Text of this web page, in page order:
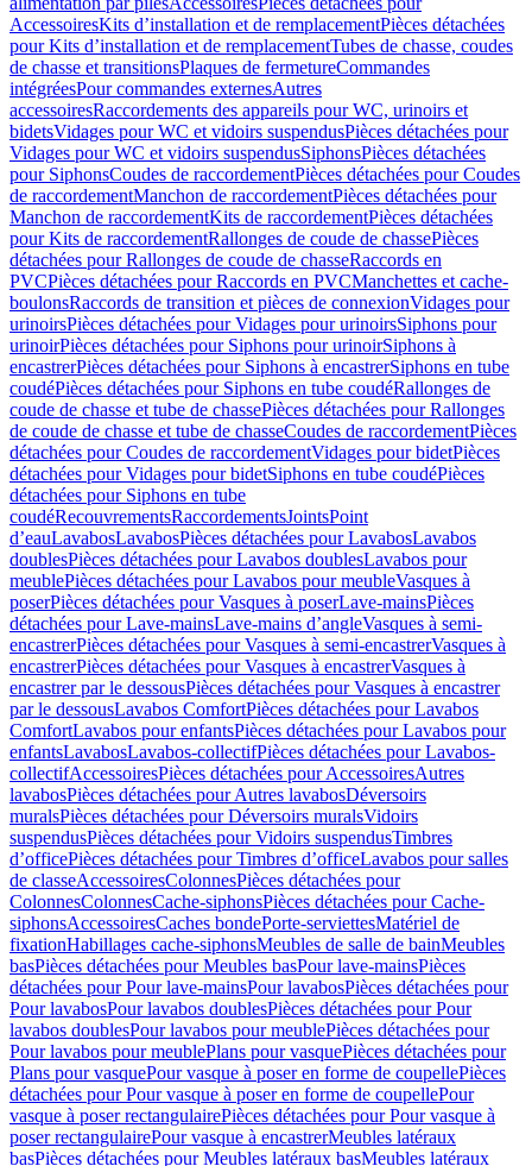
AccessoiresKits d’installation et de remplacementPièces détachées
pour Kits d’installation et de remplacementTubes de chasse, coudes
de chasse et transitionsPlaques de fermetureCommandes
intégréesPour commandes externesAutres
accessoiresRaccordements des appareils pour WC, urinoirs et
bidetsVidages pour WC et vidoirs suspendusPièces détachées pour
Vidages pour WC et vidoirs suspendusSiphonsPièces détachées
pour SiphonsCoudes de raccordementPièces détachées pour Coudes
de raccordementManchon de raccordementPièces détachées pour
Manchon de raccordementKits de raccordementPièces détachées
pour Kits de raccordementRallonges de coude de chassePièces
détachées pour Rallonges de coude de chasseRaccords en
PVCPièces détachées pour Raccords en PVCManchettes et cache-
boulonsRaccords de transition et pièces de connexionVidages pour
urinoirsPièces détachées pour Vidages pour urinoirsSiphons pour
urinoirPièces détachées pour Siphons pour urinoirSiphons à
encastrerPièces détachées pour Siphons à encastrerSiphons en tube
coudéPièces détachées pour Siphons en tube coudéRallonges de
coude de chasse et tube de chassePièces détachées pour Rallonges
de coude de chasse et tube de chasseCoudes de raccordementPièces
détachées pour Coudes de raccordementVidages pour bidetPièces
détachées pour Vidages pour bidetSiphons en tube coudéPièces
détachées pour Siphons en tube
coudéRecouvrementsRaccordementsJointsPoint
d’eauLavabosLavabosPièces détachées pour LavabosLavabos
doublesPièces détachées pour Lavabos doublesLavabos pour
meublePièces détachées pour Lavabos pour meubleVasques à
poserPièces détachées pour Vasques à poserLave-mainsPièces
détachées pour Lave-mainsLave-mains d’angleVasques à semi-
encastrerPièces détachées pour Vasques à semi-encastrerVasques à
encastrerPièces détachées pour Vasques à encastrerVasques à
encastrer par le dessousPièces détachées pour Vasques à encastrer
par le dessousLavabos ComfortPièces détachées pour Lavabos
ComfortLavabos pour enfantsPièces détachées pour Lavabos pour
enfantsLavabosLavabos-collectifPièces détachées pour Lavabos-
collectifAccessoiresPièces détachées pour AccessoiresAutres
lavabosPièces détachées pour Autres lavabosDéversoirs
muralsPièces détachées pour Déversoirs muralsVidoirs
suspendusPièces détachées pour Vidoirs suspendusTimbres
dʼofficePièces détachées pour Timbres dʼofficeLavabos pour salles
de classeAccessoiresColonnesPièces détachées pour
ColonnesColonnesCache-siphonsPièces détachées pour Cache-
siphonsAccessoiresCaches bondePorte-serviettesMatériel de
fixationHabillages cache-siphonsMeubles de salle de bainMeubles
basPièces détachées pour Meubles basPour lave-mainsPièces
détachées pour Pour lave-mainsPour lavabosPièces détachées pour
Pour lavabosPour lavabos doublesPièces détachées pour Pour
lavabos doublesPour lavabos pour meublePièces détachées pour
Pour lavabos pour meublePlans pour vasquePièces détachées pour
Plans pour vasquePour vasque à poser en forme de coupellePièces
détachées pour Pour vasque à poser en forme de coupellePour
vasque à poser rectangulairePièces détachées pour Pour vasque à
poser rectangulairePour vasque à encastrerMeubles latéraux
basPièces détachées pour Meubles latéraux basMeubles latéraux